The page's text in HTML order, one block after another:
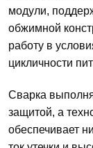
модули,
обжимной
работу в
цикличности
Сварка
защитой, а
обеспечивает